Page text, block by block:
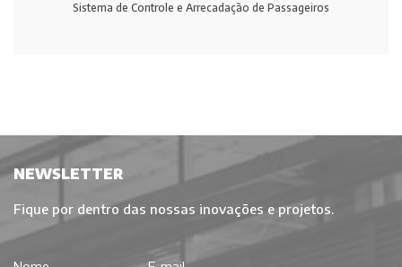
Sistema de Controle e Arrecadação de Passageiros
NEWSLETTER
Fique por dentro das nossas inovações e projetos.